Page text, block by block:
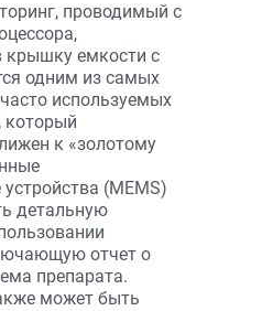
проводимый с
крышку емкости с
одним из самых
используемых
который
к «золотому
(MEMS)
детальную
отчет о
препарата.
может быть